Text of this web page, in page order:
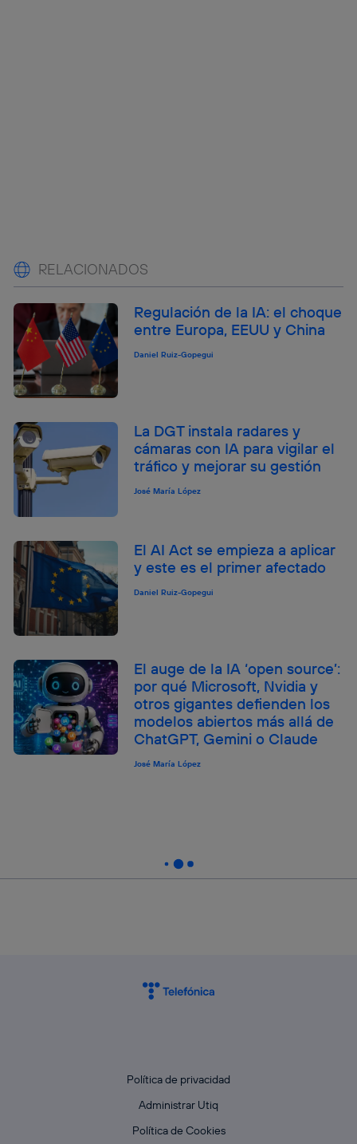
RELACIONADOS
Regulación de la IA: el choque
entre Europa, EEUU y China
Daniel Ruiz-Gopegui
La DGT instala radares y
cámaras con IA para vigilar el
tráfico y mejorar su gestión
José María López
El AI Act se empieza a aplicar
y este es el primer afectado
Daniel Ruiz-Gopegui
El auge de la IA ‘open source’:
por qué Microsoft, Nvidia y
otros gigantes defienden los
modelos abiertos más allá de
ChatGPT, Gemini o Claude
José María López
Política de privacidad
Administrar Utiq
Política de Cookies